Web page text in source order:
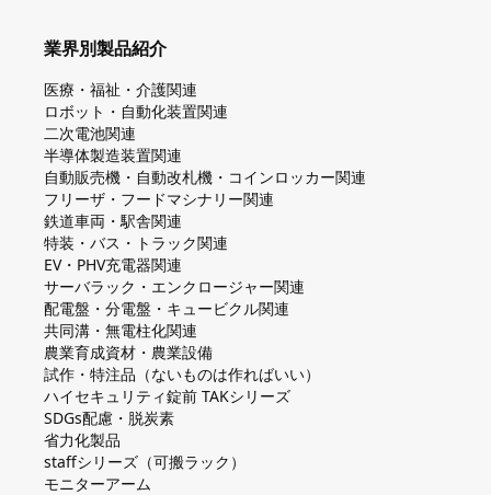
業界別製品紹介
医療・福祉・介護関連
ロボット・自動化装置関連
二次電池関連
半導体製造装置関連
自動販売機・自動改札機・コインロッカー関連
フリーザ・フードマシナリー関連
鉄道車両・駅舎関連
特装・バス・トラック関連
EV・PHV充電器関連
サーバラック・エンクロージャー関連
配電盤・分電盤・キュービクル関連
共同溝・無電柱化関連
農業育成資材・農業設備
試作・特注品（ないものは作ればいい）
ハイセキュリティ錠前 TAKシリーズ
SDGs配慮・脱炭素
省力化製品
staffシリーズ（可搬ラック）
モニターアーム